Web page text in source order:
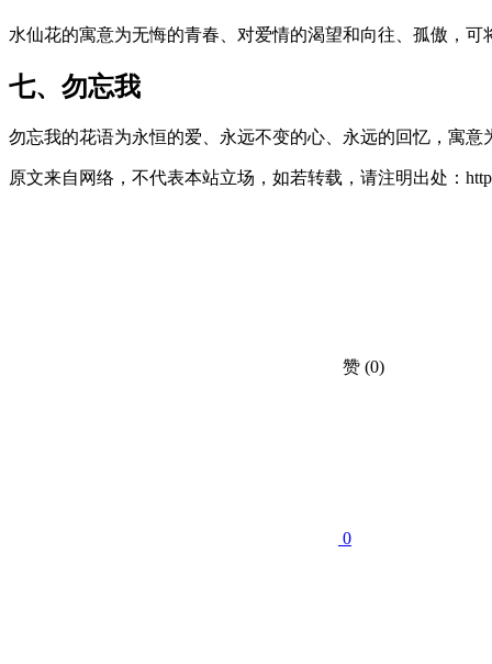
水仙花的寓意为无悔的青春、对爱情的渴望和向往、孤傲，
七、勿忘我
勿忘我的花语为永恒的爱、永远不变的心、永远的回忆，寓
原文来自网络，不代表本站立场，如若转载，请注明出处：
赞 (0)
0